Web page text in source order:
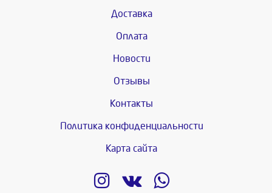
Доставка
Оплата
Новости
Отзывы
Контакты
Политика конфиденциальности
Карта сайта